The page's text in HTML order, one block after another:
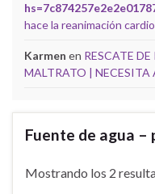
hace la reanimación
Karmen en RESCATE
MALTRATO | NECESITA
Fuente de agua –
Mostrando los 2